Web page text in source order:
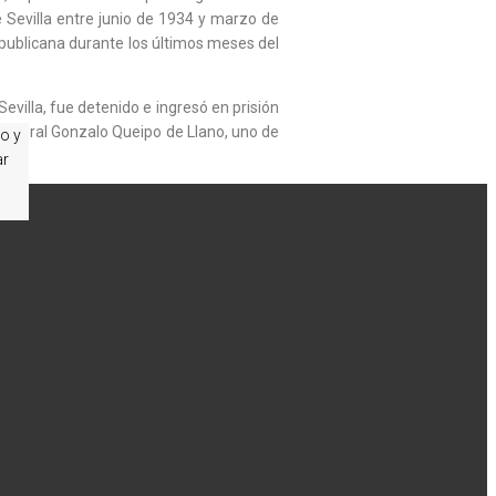
entre junio de 1934 y marzo de
durante los últimos meses del
fue detenido e ingresó en prisión
Gonzalo Queipo de Llano, uno de
y